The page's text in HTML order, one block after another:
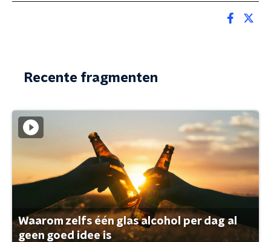
Recente fragmenten
Waarom zelfs één glas alcohol per dag al
geen goed idee is